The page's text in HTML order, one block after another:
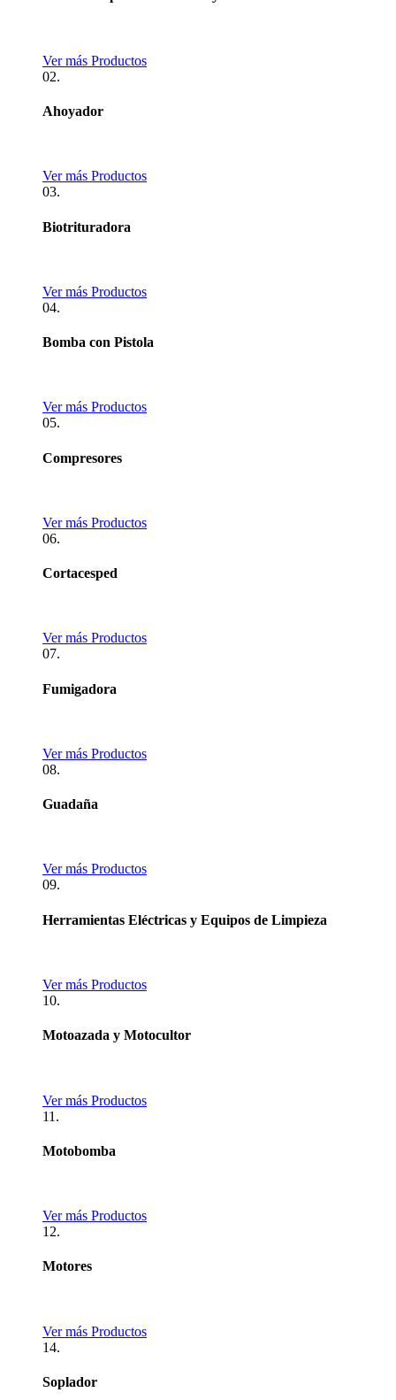
Ver más Productos
02.
Ahoyador
Ver más Productos
03.
Biotrituradora
Ver más Productos
04.
Bomba con Pistola
Ver más Productos
05.
Compresores
Ver más Productos
06.
Cortacesped
Ver más Productos
07.
Fumigadora
Ver más Productos
08.
Guadaña
Ver más Productos
09.
Herramientas Eléctricas y Equipos de Limpieza
Ver más Productos
10.
Motoazada y Motocultor
Ver más Productos
11.
Motobomba
Ver más Productos
12.
Motores
Ver más Productos
14.
Soplador